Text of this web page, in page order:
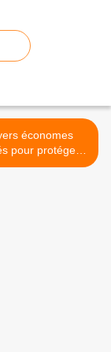
économes
pour protéger
l’environnement >